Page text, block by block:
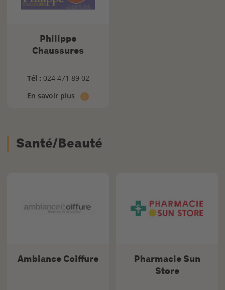
Philippe
Chaussures
Tél : 024 471 89 02
En savoir plus
Santé/Beauté
Ambiance Coiffure
Pharmacie Sun
Store